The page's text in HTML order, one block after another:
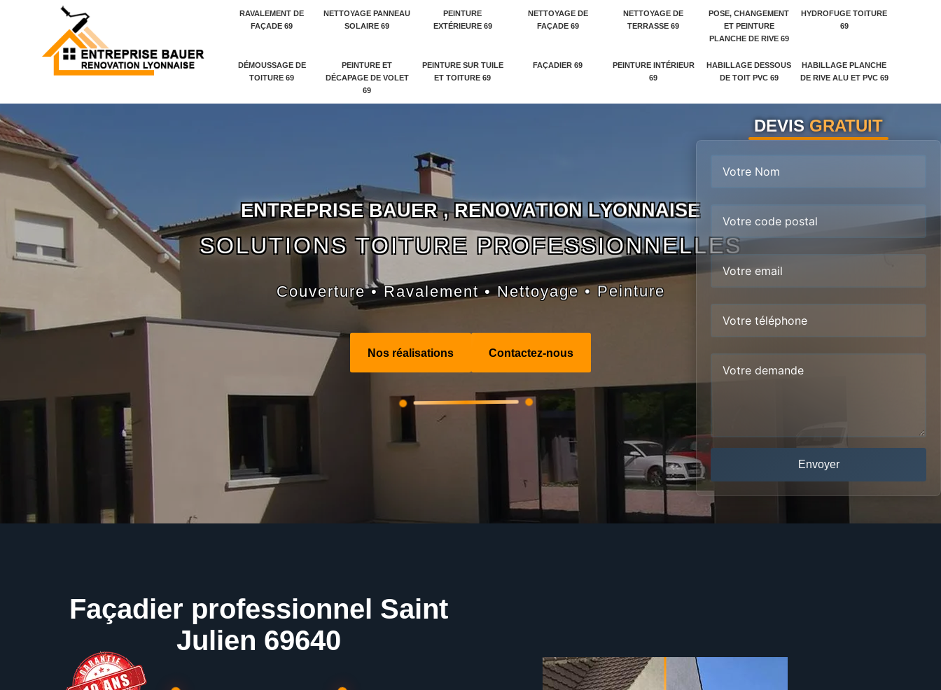
RAVALEMENT DE
FAÇADE 69
NETTOYAGE PANNEAU
SOLAIRE 69
PEINTURE
EXTÉRIEURE 69
NETTOYAGE DE
FAÇADE 69
NETTOYAGE DE
TERRASSE 69
POSE, CHANGEMENT
ET PEINTURE
PLANCHE DE RIVE 69
HYDROFUGE TOITURE
69
DÉMOUSSAGE DE
TOITURE 69
PEINTURE ET
DÉCAPAGE DE VOLET
69
PEINTURE SUR TUILE
ET TOITURE 69
FAÇADIER 69
PEINTURE INTÉRIEUR
69
HABILLAGE DESSOUS
DE TOIT PVC 69
HABILLAGE PLANCHE
DE RIVE ALU ET PVC 69
ENTREPRISE BAUER , RENOVATION LYONNAISE
SOLUTIONS TOITURE PROFESSIONNELLES
Couverture • Ravalement • Nettoyage • Peinture
Nos réalisations Contactez-nous
DEVISGRATUIT
Façadier professionnel Saint
Julien 69640